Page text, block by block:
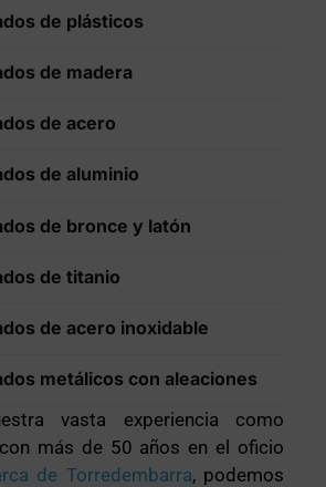
de plásticos
de madera
de acero
de aluminio
de bronce y latón
de titanio
de acero inoxidable
metálicos con aleaciones
vasta experiencia como
más de 50 años en el oficio
de Torredembarra, podemos